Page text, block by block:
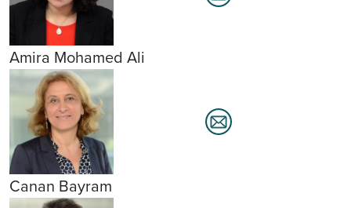
Amira Mohamed Ali
Canan Bayram